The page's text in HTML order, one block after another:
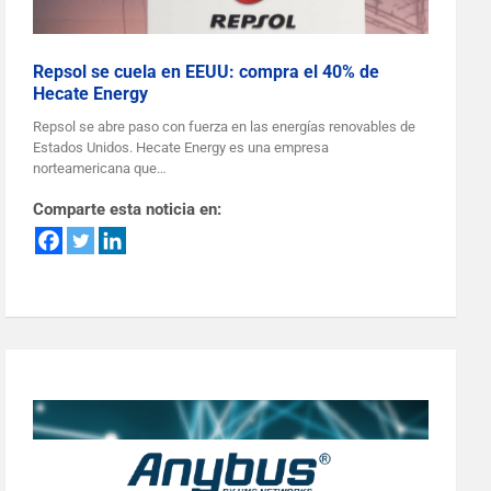
Repsol se cuela en EEUU: compra el 40% de
Hecate Energy
Repsol se abre paso con fuerza en las energías renovables de
Estados Unidos. Hecate Energy es una empresa
norteamericana que…
Comparte esta noticia en: